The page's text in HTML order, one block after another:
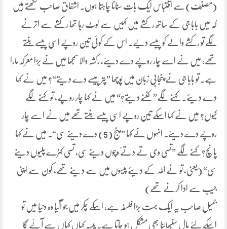
(مصنّف)سے اقتباس ایک بات سنانا چاہتا ہوں۔ اشفاق صاحب لکھتے ہیں
کہ میں بابا جی کے ساتھ رکشے میں کہیں سے لوٹ رہا تھا رکشے سے اترنے
لگے تو رکشے والے کو پیسے دیے۔ اس کے کوئی تین روپے اسّی پیسے بنتے
تھے، میں نے اسے چار روپے دے دیئے، رکشہ والا سمجھا میں نے بڑا معرکہ مارا
ہے۔ تو بابا جی نے پنجابی زبان میں پوچھا ”پتر پیسے دے دیتے“؟ میں نے کہا
دے دیئے۔ کہنے لگے”کننّے دیتے؟“ میں نے کہا چار روپے، تو کہنے لگے
کیوں؟ میں نے کہا اسکے تین روپے اسی پیسے بنتے تھے میں نے اسے چار
روپے دے دیئے۔ انہوں نے کہا ”پنج (5) دے دینے سی“۔ میں نے کہا
پانچ؟ کہنے لگے ”تسی وی تے دتےّ وچوں دینے سی، تسی کہڑے پلیوں دینے
سی“ (یعنی، تو نے اللہ کے دیئے پیسوں میں سے دینے تھے، کون سے اپنی
جیب سے ادا کرنے تھے)
جمیل صاحب یہ ایک بہت بڑا فلسفہ ہے، اسکے چکر میں جو آگیا وہ دنیا میں تو
اسکے لئے مال سنبھالنا بھی مشکل ہو جاتا ہے۔ پیسہ کہاں کہاں سے آئے گا